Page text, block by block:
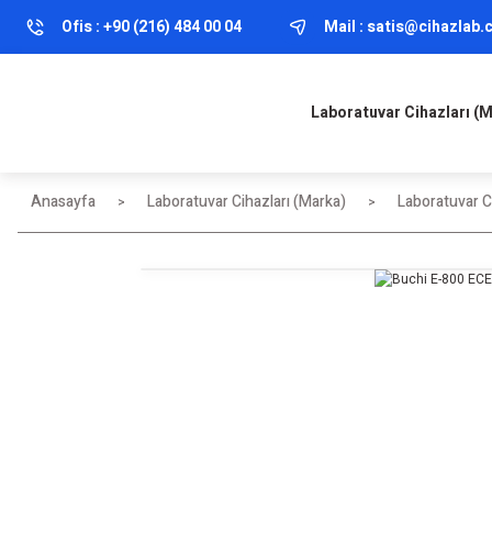
Ofis :+90 (216) 484 00 04 Mail :
Laboratuvar Cihazları
Anasayfa Laboratuvar Cihazları (Marka) Laboratuvar